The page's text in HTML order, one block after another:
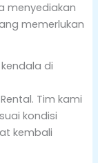
menyediakan
memerlukan
di
Tim kami
kondisi
kembali